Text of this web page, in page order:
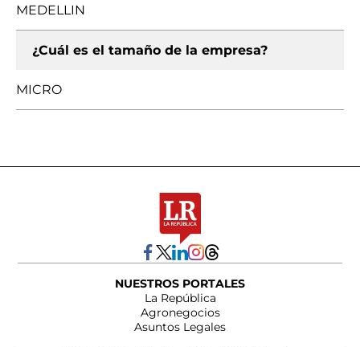
MEDELLIN
¿Cuál es el tamaño de la empresa?
MICRO
NUESTROS PORTALES
La República
Agronegocios
Asuntos Legales